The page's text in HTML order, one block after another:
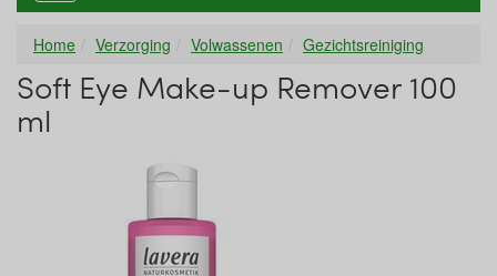
Home Verzorging Volwassenen Gezichtsreiniging
Soft Eye Make-up Remover 100
ml